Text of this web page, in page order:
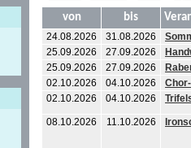
von bis
24.08.2026 31.08.2026
25.09.2026
27.09.2026
25.09.2026
27.09.2026
02.10.2026
04.10.2026
02.10.2026
04.10.2026
08.10.2026 11.10.2026